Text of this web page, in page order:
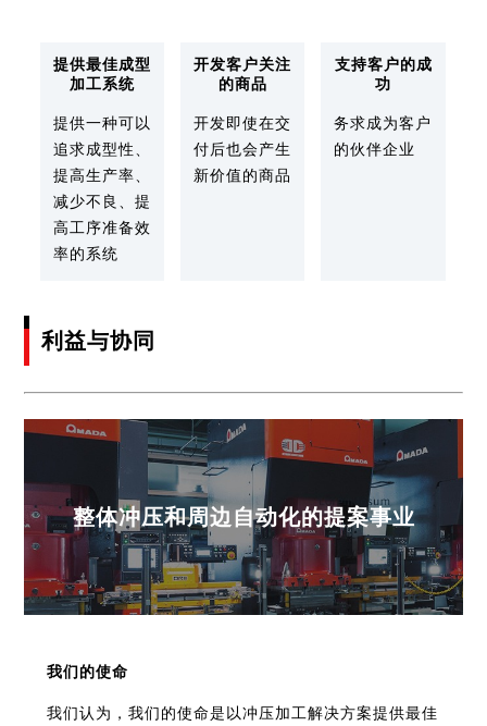
提供最佳成型
加工系统
提供一种可以
追求成型性、
提高生产率、
减少不良、提
高工序准备效
率的系统
开发客户关注
的商品
开发即使在交
付后也会产生
新价值的商品
支持客户的成
功
务求成为客户
的伙伴企业
利益与协同
整体冲压和周边自动化的提案事业
我们的使命
我们认为，我们的使命是以冲压加工解决方案提供最佳